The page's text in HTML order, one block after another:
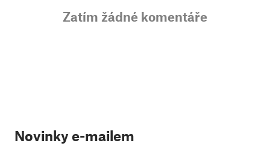
Zatím žádné komentáře
Novinky e-mailem